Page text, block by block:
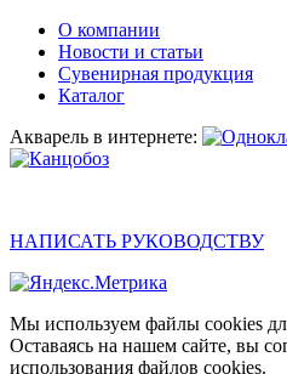
О компании
Новости и статьи
Сувенирная продукция
Каталог
Акварель в интернете:
НАПИСАТЬ РУКОВОДСТВУ
Мы используем файлы cookies
Оставаясь на нашем сайте, вы
использования файлов cookies.